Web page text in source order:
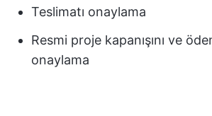
Teslimatı onaylama
Resmi proje kapanışını ve
onaylama